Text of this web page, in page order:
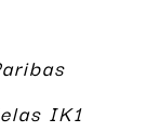
IK1